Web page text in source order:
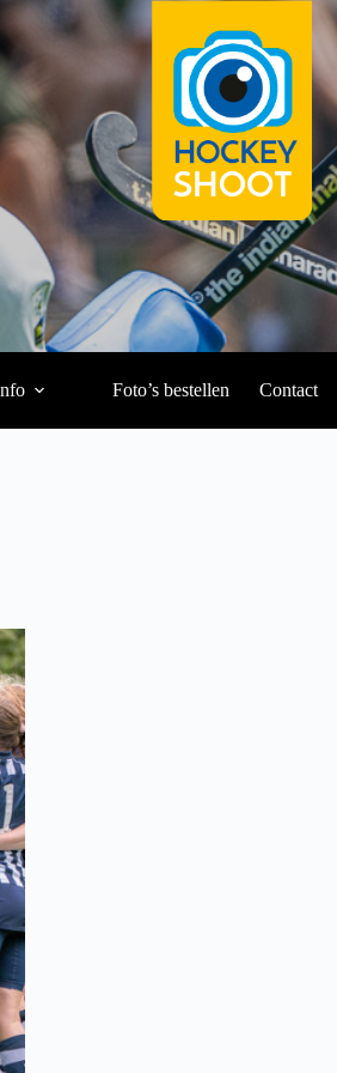
Foto’s bestellen Contact